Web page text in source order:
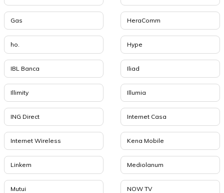
Gas HeraComm
ho. Hype
IBL Banca Iliad
Illimity Illumia
ING Direct Internet Casa
Internet Wireless Kena Mobile
Linkem Mediolanum
Mutui NOW TV